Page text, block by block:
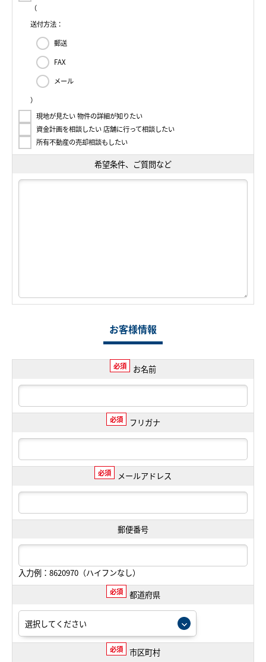
（
送付方法：
郵送
FAX
メール
）
現地が見たい 物件の詳細が知りたい
資金計画を相談したい 店舗に行って相談したい
所有不動産の売却相談もしたい
希望条件、ご質問など
お客様情報
必須 お名前
必須 フリガナ
必須 メールアドレス
郵便番号
入力例：8620970（ハイフンなし）
必須 都道府県
必須 市区町村